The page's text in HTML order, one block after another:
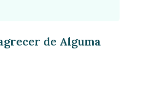
de Alguma